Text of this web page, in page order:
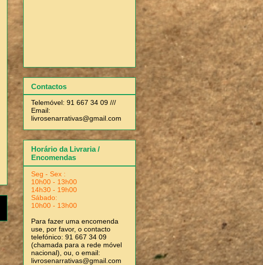
Contactos
Telemóvel: 91 667 34 09 ///
Email:
livrosenarrativas@gmail.com
Horário da Livraria /
Encomendas
Seg - Sex :
10h00 - 13h00
14h30 - 19h00
Sábado:
10h00 - 13h00
Para fazer uma encomenda
use, por favor, o contacto
telefónico: 91 667 34 09
(chamada para a rede móvel
nacional), ou, o email:
livrosenarrativas@gmail.com